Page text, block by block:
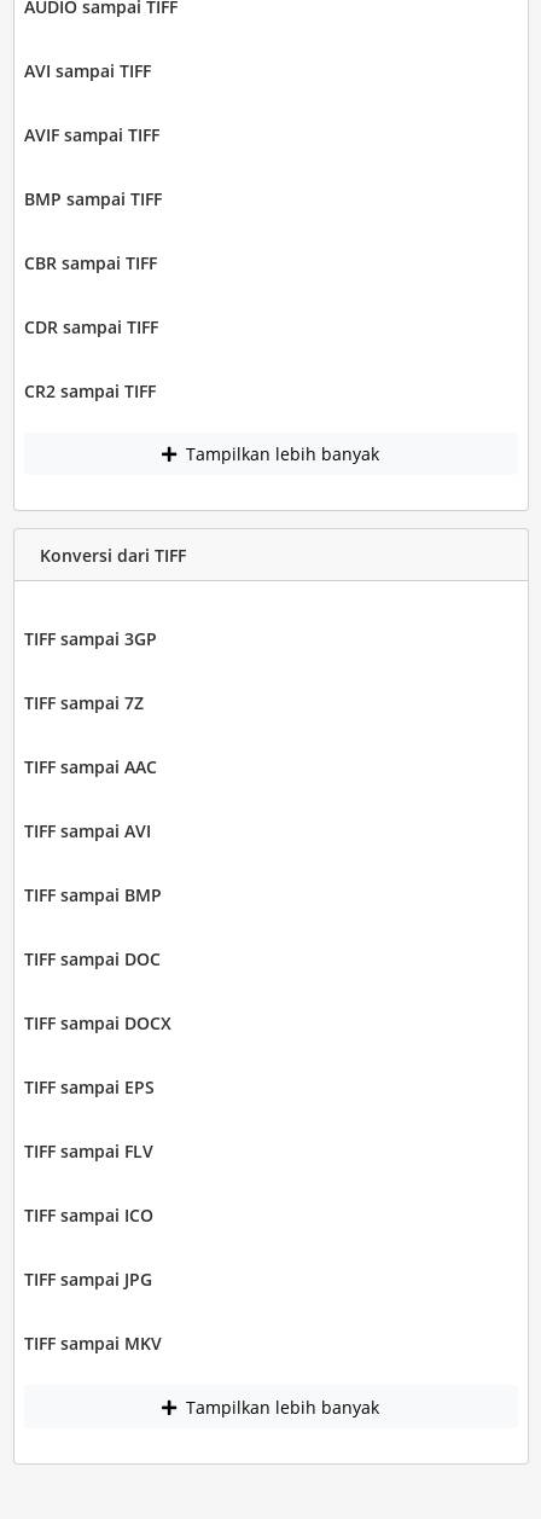
AUDIO sampai TIFF
AVI sampai TIFF
AVIF sampai TIFF
BMP sampai TIFF
CBR sampai TIFF
CDR sampai TIFF
CR2 sampai TIFF
Tampilkan lebih banyak
Konversi dari TIFF
TIFF sampai 3GP
TIFF sampai 7Z
TIFF sampai AAC
TIFF sampai AVI
TIFF sampai BMP
TIFF sampai DOC
TIFF sampai DOCX
TIFF sampai EPS
TIFF sampai FLV
TIFF sampai ICO
TIFF sampai JPG
TIFF sampai MKV
Tampilkan lebih banyak